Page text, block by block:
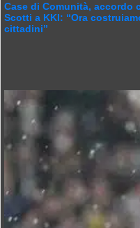
Case di Comunità, accordo
Scotti a KKI: “Ora
cittadini”